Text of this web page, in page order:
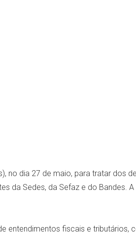
no dia 27 de maio, para tratar dos
da Sedes, da Sefaz e do Bandes.
entendimentos fiscais e tributários,